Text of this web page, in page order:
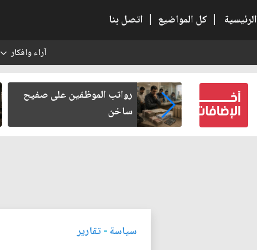
الرئيسية | كل المواضيع | اتصل بنا
آراء وافكار
الحضارات
رواتب الموظفين على صفيح
ساخن
سياسة-تقارير